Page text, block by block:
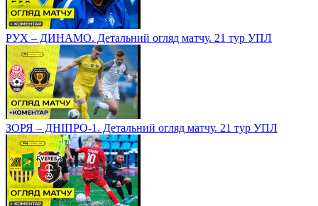
РУХ – ДИНАМО. Детальний огляд матчу. 21 тур УПЛ
ЗОРЯ – ДНІПРО-1. Детальний огляд матчу. 21 тур УПЛ